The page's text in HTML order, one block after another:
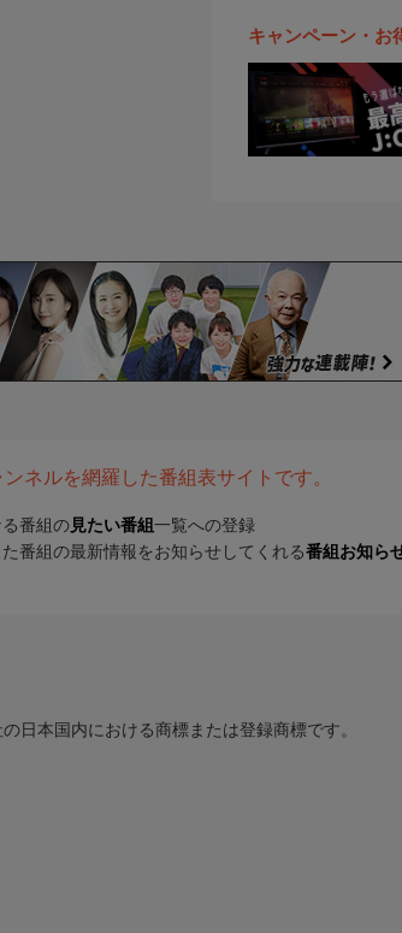
キャンペーン・お
ネルを網羅した番組表サイトです。
番組の 見たい番組 一覧への登録
番組の最新情報をお知らせしてくれる番組お知ら
日本国内における商標または登録商標です。